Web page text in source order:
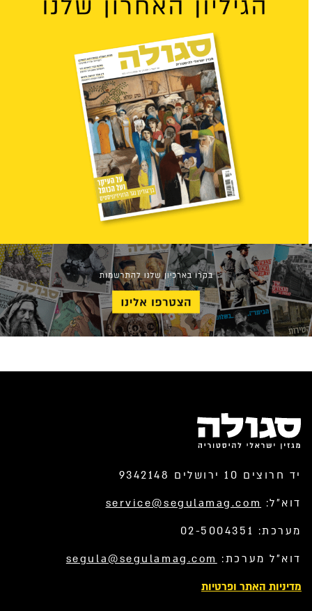
יד חרוצים 10 ירושלים 9342148
דוא”ל: service@segulamag.com
מערכת: 02-5004351
דוא”ל מערכת: segula@segulamag.com
מדיניות האתר ופרטיות